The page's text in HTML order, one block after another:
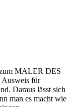
MALER DES
Ausweis für
Daraus lässt sich
man es macht wie